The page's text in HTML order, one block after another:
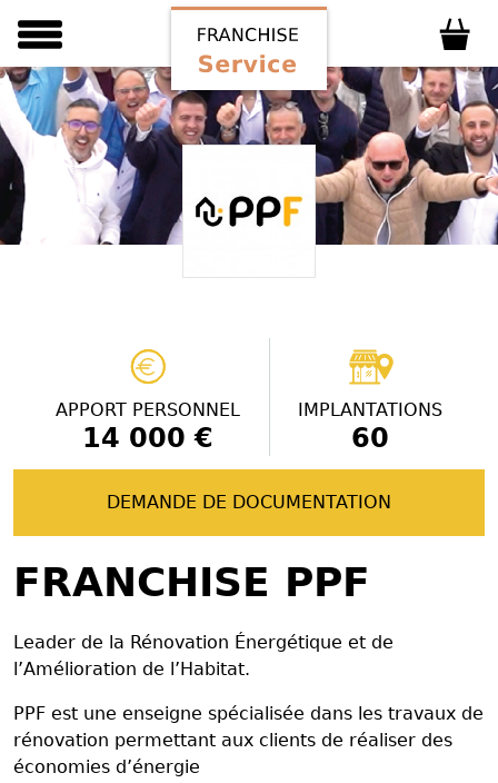
APPORT PERSONNEL
14 000 €
IMPLANTATIONS
60
DEMANDE DE DOCUMENTATION
FRANCHISE PPF
Leader de la Rénovation Énergétique et de
l’Amélioration de l’Habitat.
PPF est une enseigne spécialisée dans les travaux de
rénovation permettant aux clients de réaliser des
économies d’énergie